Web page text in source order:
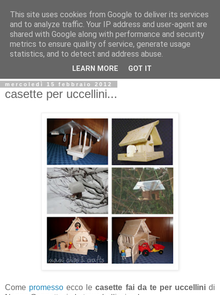
mercoledì 15 febbraio 2012
casette per uccellini...
Come promesso ecco lecasette fai da te per uccellinidi
This site uses cookies from Google to deliver its services
and to analyze traffic. Your IP address and user-agent are
shared with Google along with performance and security
metrics to ensure quality of service, generate usage
statistics, and to detect and address abuse.
LEARN MORE GOT IT